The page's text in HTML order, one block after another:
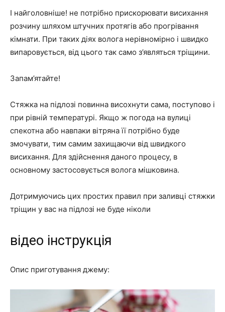
І найголовніше! не потрібно прискорювати висихання
розчину шляхом штучних протягів або прогрівання
кімнати. При таких діях волога нерівномірно і швидко
випаровується, від цього так само з’являться тріщини.
Запам’ятайте!
Стяжка на підлозі повинна висохнути сама, поступово і
при рівній температурі. Якщо ж погода на вулиці
спекотна або навпаки вітряна її потрібно буде
змочувати, тим самим захищаючи від швидкого
висихання. Для здійснення даного процесу, в
основному застосовується волога мішковина.
Дотримуючись цих простих правил при заливці стяжки
тріщин у вас на підлозі не буде ніколи
відео інструкція
Опис приготування джему: